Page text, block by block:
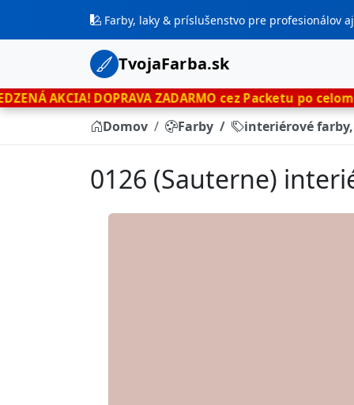
Farby, laky & príslušenstvo pre profesionálov
TvojaFarba.sk
DOPRAVA ZADARMO cez Packetu po celom Slovensku
Domov Farby interiérové
0126 (Sauterne)